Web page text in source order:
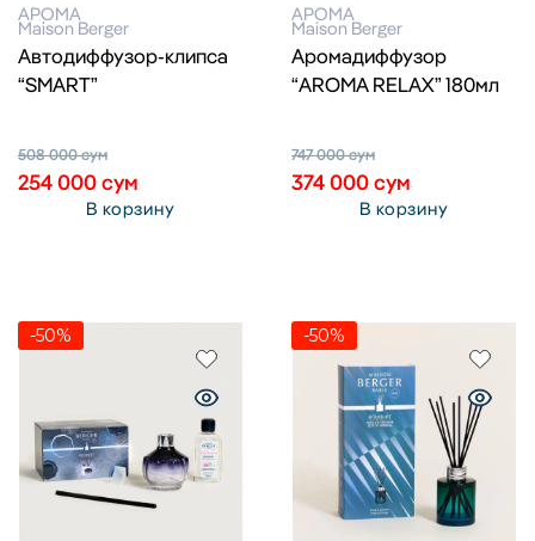
АРОМА
Maison Berger
Автодиффузор-клипса
“SMART”
508 000сум
254 000сум
В корзину
АРОМА
Maison Berger
Аромадиффузор
“AROMA RELAX” 180мл
747 000сум
374 000сум
В корзину
-50% -50%